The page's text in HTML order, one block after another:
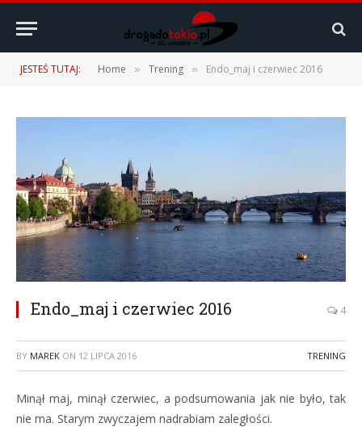
JESTEŚ TUTAJ: Home » Trening » Endo_maj i czerwiec 2016
Endo_maj i czerwiec 2016 4
BY MAREK ON 12 LIPCA 2016 TRENING
Minął maj, minął czerwiec, a podsumowania jak nie było, tak
nie ma. Starym zwyczajem nadrabiam zaległości.